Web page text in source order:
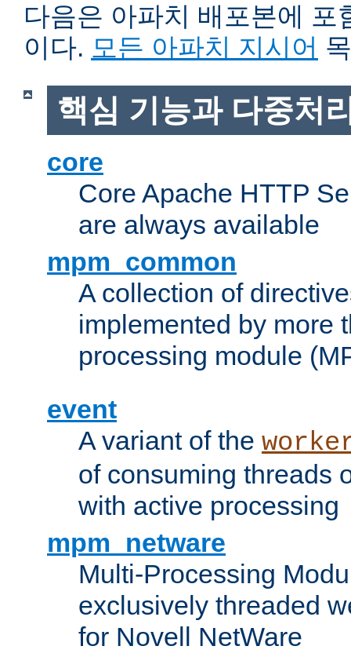
다음은 아파치 배포본에 포
이다. 모든 아파치 지시어
핵심 기능과 다중처
core
Core Apache HTTP
are always available
mpm_common
A collection of
implemented by more
processing module
event
A variant of the
of consuming threads
with active processing
mpm_netware
Multi-Processing
exclusively threaded
for Novell NetWare